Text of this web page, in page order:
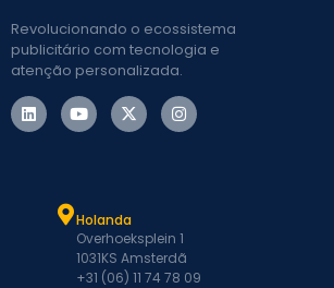
Revolucionando o ecossistema
publicitário com tecnologia e
atenção personalizada.
Holanda
Overhoeksplein 1
1031KS Amsterdã
+31 (06) 11 74 78 09